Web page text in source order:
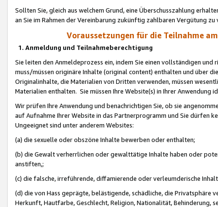
Sollten Sie, gleich aus welchem Grund, eine Überschusszahlung
an Sie im Rahmen der Vereinbarung zukünftig zahlbaren Vergütung zu
Voraussetzungen für die Teilnahme
1. Anmeldung und Teilnahmeberechtigung
Sie leiten den Anmeldeprozess ein, indem Sie einen vollständigen
muss/müssen originäre Inhalte (original content) enthalten und über
Originalinhalte, die Materialien von Dritten verwenden, müssen
Materialien enthalten. Sie müssen Ihre Website(s) in Ihrer Anwendung
Wir prüfen Ihre Anwendung und benachrichtigen Sie, ob sie
auf Aufnahme Ihrer Website in das Partnerprogramm und Sie dürfen
Ungeeignet sind unter anderem Websites:
(a) die sexuelle oder obszöne Inhalte bewerben oder enthalten;
(b) die Gewalt verherrlichen oder gewalttätige Inhalte haben oder
anstiften,;
(c) die falsche, irreführende, diffamierende oder verleumderische
(d) die von Hass geprägte, belästigende, schädliche, die Privatsphäre
Herkunft, Hautfarbe, Geschlecht, Religion, Nationalität, Behinderung,